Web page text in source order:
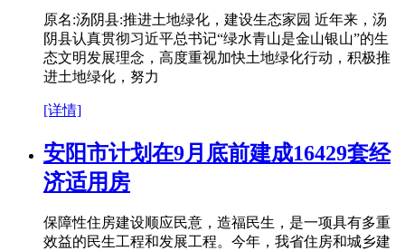
原名:汤阴县:推进土地绿化，建设生态家园 近年来，汤
阴县认真贯彻习近平总书记“绿水青山是金山银山”的生
态文明发展理念，高度重视加快土地绿化行动，积极推
进土地绿化，努力
[详情]
安阳市计划在9月底前建成16429套经
济适用房
保障性住房建设顺应民意，造福民生，是一项具有多重
效益的民生工程和发展工程。今年，我省住房和城乡建